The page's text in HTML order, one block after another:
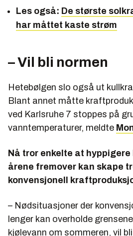
Les også: De største
har måttet kaste strøm
– Vil bli normen
Hetebølgen slo også ut
Blant annet måtte
ved Karlsruhe 7 stoppes på
vanntemperaturer, meldte
Nå tror enkelte at
årene fremover kan skape
konvensjonell
– Nødsituasjoner der
lenger kan overholde
kjølevann om sommeren, vil